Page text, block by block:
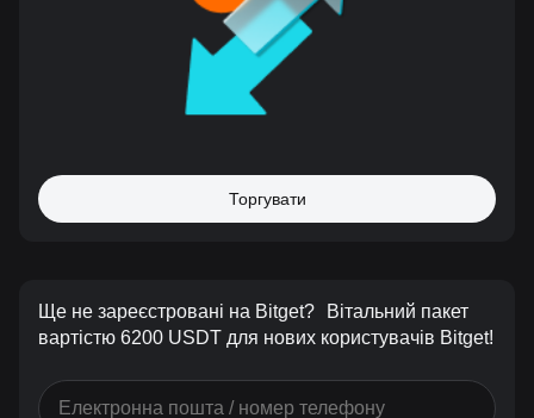
Торгувати
Ще не зареєстровані на Bitget?
Вітальний пакет
вартістю 6200 USDT для нових користувачів Bitget!